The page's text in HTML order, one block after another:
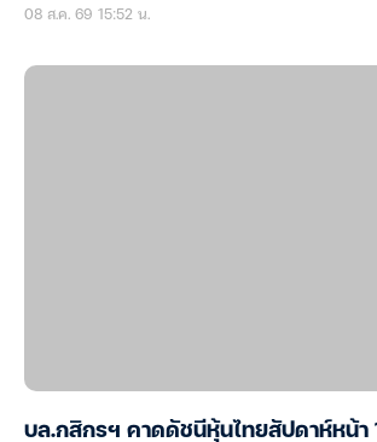
08 ส.ค. 69 15:52 น.
บล.กสิกรฯ คาดดัชนีหุ้นไทยสัปดาห์หน้า